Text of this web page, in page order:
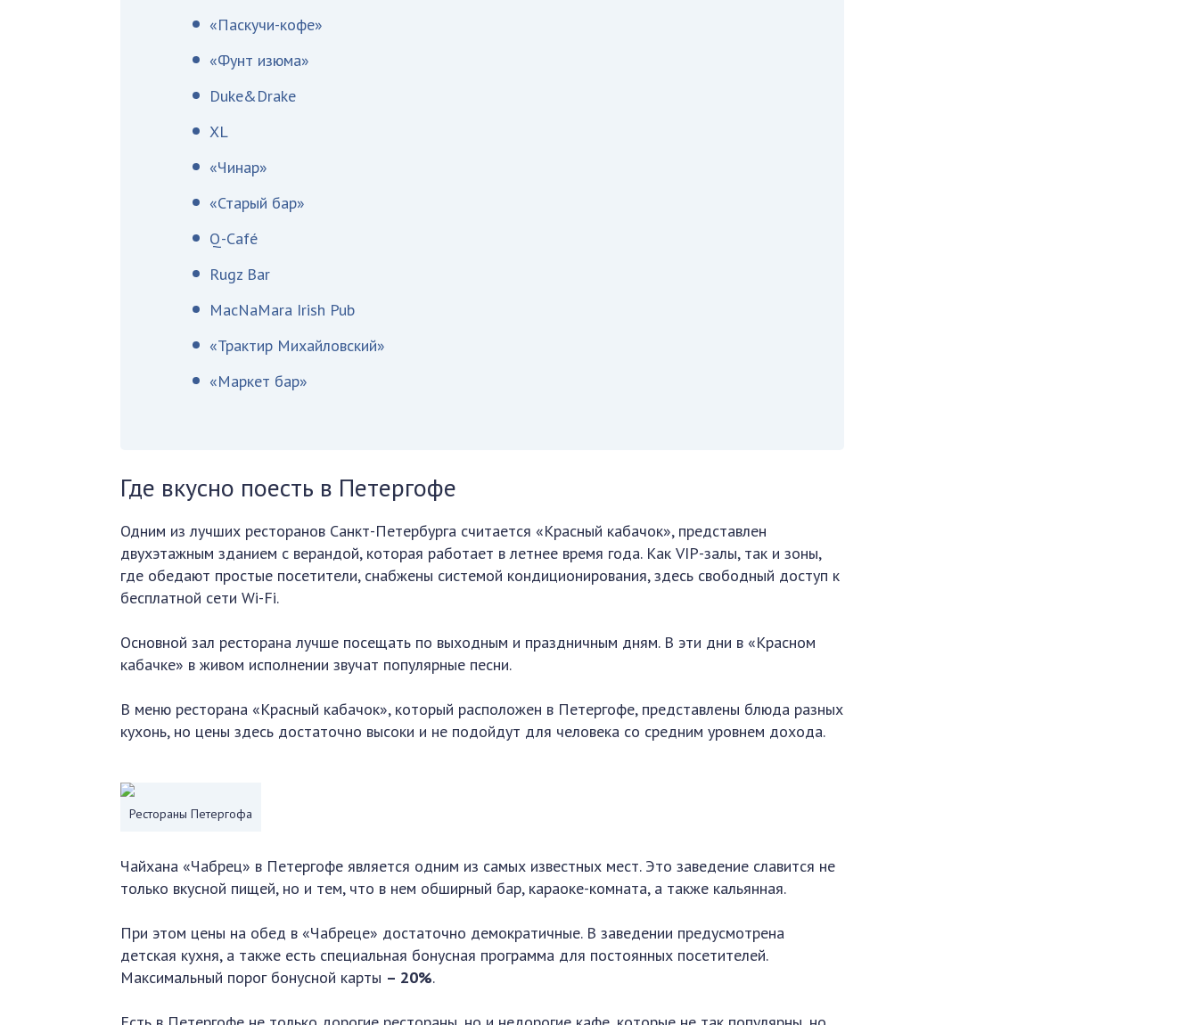
«Паскучи-кофе»
«Фунт изюма»
Duke&Drake
XL
«Чинар»
«Старый бар»
Q-Café
Rugz Bar
MacNaMara Irish Pub
«Трактир Михайловский»
«Маркет бар»
Где вкусно поесть в Петергофе
Одним из лучших ресторанов Санкт-Петербурга считается «Красный кабачок», представлен
двухэтажным зданием с верандой, которая работает в летнее время года. Как VIP-залы, так и зоны,
где обедают простые посетители, снабжены системой кондиционирования, здесь свободный доступ к
бесплатной сети Wi-Fi.
Основной зал ресторана лучше посещать по выходным и праздничным дням. В эти дни в «Красном
кабачке» в живом исполнении звучат популярные песни.
В меню ресторана «Красный кабачок», который расположен в Петергофе, представлены блюда разных
кухонь, но цены здесь достаточно высоки и не подойдут для человека со средним уровнем дохода.
Рестораны Петергофа
Чайхана «Чабрец» в Петергофе является одним из самых известных мест. Это заведение славится не
только вкусной пищей, но и тем, что в нем обширный бар, караоке-комната, а также кальянная.
При этом цены на обед в «Чабреце» достаточно демократичные. В заведении предусмотрена
детская кухня, а также есть специальная бонусная программа для постоянных посетителей.
Максимальный порог бонусной карты – 20%.